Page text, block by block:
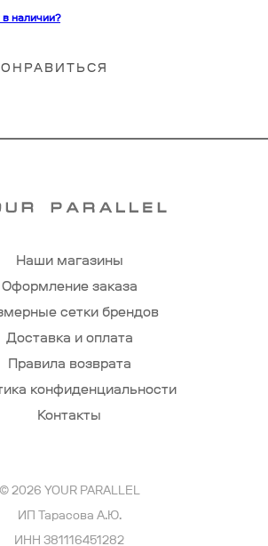
наличии?
Наши магазины
Оформление заказа
сетки брендов
Доставка и оплата
Правила возврата
конфиденциальности
Контакты
© 2026 YOUR PARALLEL
ИП Тарасова А.Ю.
ИНН 381116451282